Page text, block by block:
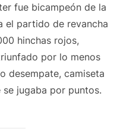
fue bicampeón de la
el partido de revancha
hinchas rojos,
por lo menos
desempate, camiseta
jugaba por puntos.